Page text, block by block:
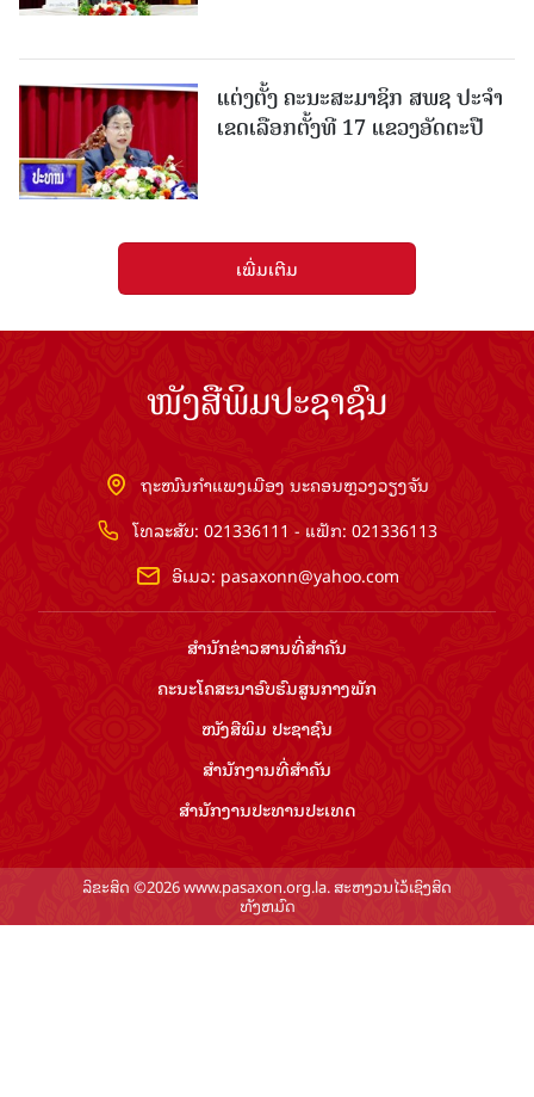
ແຕ່ງຕັ້ງ ຄະນະສະມາຊິກ ສພຊ ປະຈຳ
ເຂດເລືອກຕັ້ງທີ 17 ແຂວງອັດຕະປື
ເພີ່ມເຕີມ
ໜັງສືພິມປະຊາຊົນ
ຖະໜົນກຳແພງເມືອງ ນະຄອນຫຼວງວຽງຈັນ
ໂທລະສັບ: 021336111 - ແຟັກ: 021336113
ອີເມວ: pasaxonn@yahoo.com
ສຳ​ນັກ​ຂ່າວ​ສານ​ທີ່​ສຳ​ຄັນ​
ຄະນະໂຄສະນາອົບຮົມ​ສູນ​ກາງ​ພັກ
ໜັງສືພິມ ປະ​ຊາ​ຊົນ
ສຳ​ນັກ​ງານ​ທີ່​ສຳ​ຄັນ
ສຳ​ນັກ​ງານ​ປະ​ທານ​ປະ​ເທດ
ລິຂະສິດ ©2026 www.pasaxon.org.la. ສະຫງວນໄວ້ເຊິງສິດ
ທັງຫມົດ